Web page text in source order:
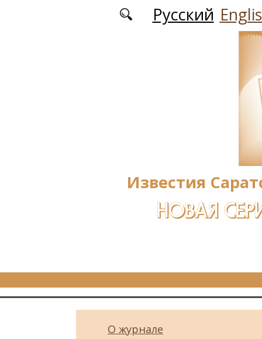
Перейти к основному содержаниюРусский
Известия
НОВАЯ
О журнале